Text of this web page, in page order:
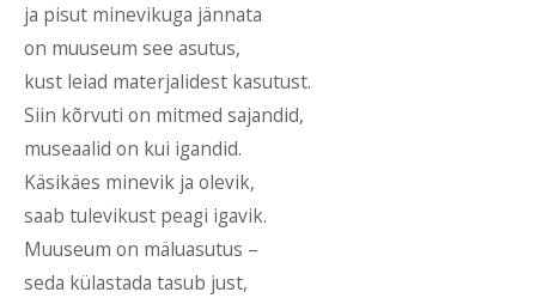
ja pisut minevikuga jännata
on muuseum see asutus,
kust leiad materjalidest kasutust.
Siin kõrvuti on mitmed sajandid,
museaalid on kui igandid.
Käsikäes minevik ja olevik,
saab tulevikust peagi igavik.
Muuseum on mäluasutus –
seda külastada tasub just,